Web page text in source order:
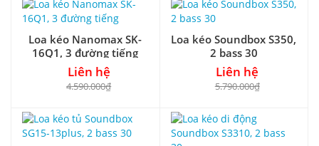
Loa kéo Nanomax SK-
16Q1, 3 đường tiếng
Liên hệ
4.590.000₫
Loa kéo Soundbox S350,
2 bass 30
Liên hệ
5.790.000₫